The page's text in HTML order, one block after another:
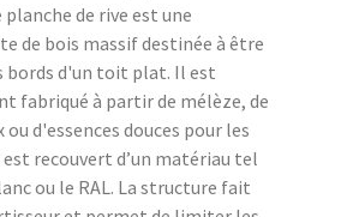
de rive est une
de bois massif destinée à être
bords d'un toit plat. Il est
fabriqué à partir de mélèze, de
ou d'essences douces pour les
recouvert d’un matériau tel
ou le RAL. La structure fait